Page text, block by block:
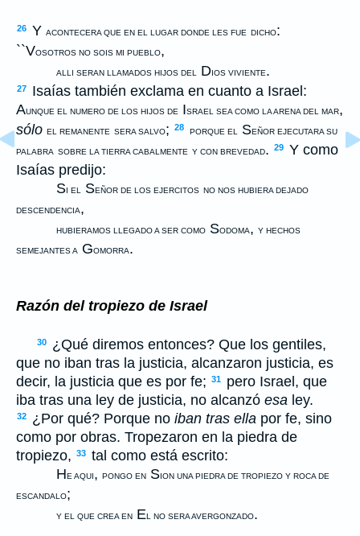
26 Y ACONTECERA QUE EN EL LUGAR DONDE LES FUE DICHO:
``VOSOTROS NO SOIS MI PUEBLO,
ALLI SERAN LLAMADOS HIJOS DEL DIOS VIVIENTE.
27
Isaías también exclama en cuanto a Israel:
AUNQUE EL NUMERO DE LOS HIJOS DE ISRAEL SEA COMO LA ARENA DEL MAR,
sólo EL REMANENTE SERA SALVO; 28 PORQUE EL SEÑOR EJECUTARA SU
PALABRA SOBRE LA TIERRA CABALMENTE Y CON BREVEDAD. 29 Y como
Isaías predijo:
SI EL SEÑOR DE LOS EJERCITOS NO NOS HUBIERA DEJADO
DESCENDENCIA,
HUBIERAMOS LLEGADO A SER COMO SODOMA, Y HECHOS
SEMEJANTES A GOMORRA.
Razón del tropiezo de Israel
30
¿Qué diremos entonces? Que los gentiles,
que no iban tras la justicia, alcanzaron justicia, es
decir, la justicia que es por fe; 31
pero Israel, que
iba tras una ley de justicia, no alcanzó esa ley.
32 ¿Por qué? Porque no iban tras ella por fe, sino
como por obras. Tropezaron en la piedra de
tropiezo, 33 tal como está escrito:
HE AQUI, PONGO EN SION UNA PIEDRA DE TROPIEZO Y ROCA DE
ESCANDALO;
Y EL QUE CREA EN EL NO SERA AVERGONZADO.